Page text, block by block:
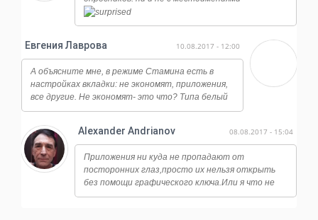
Евгения Лаврова 10.08.2017 - 12:00
А объясните мне, в режиме Стамина есть в
настройках вкладки: не экономят, приложения,
все другие. Не экономят- это что? Типа белый
список?
Alexander Andrianov 08.08.2017 - 15:04
Приложения ни куда не пропадают от
посторонних глаз,просто их нельзя открыть
без помощи графического ключа.Или я что не
так понял? У меня стоит замок на банковских